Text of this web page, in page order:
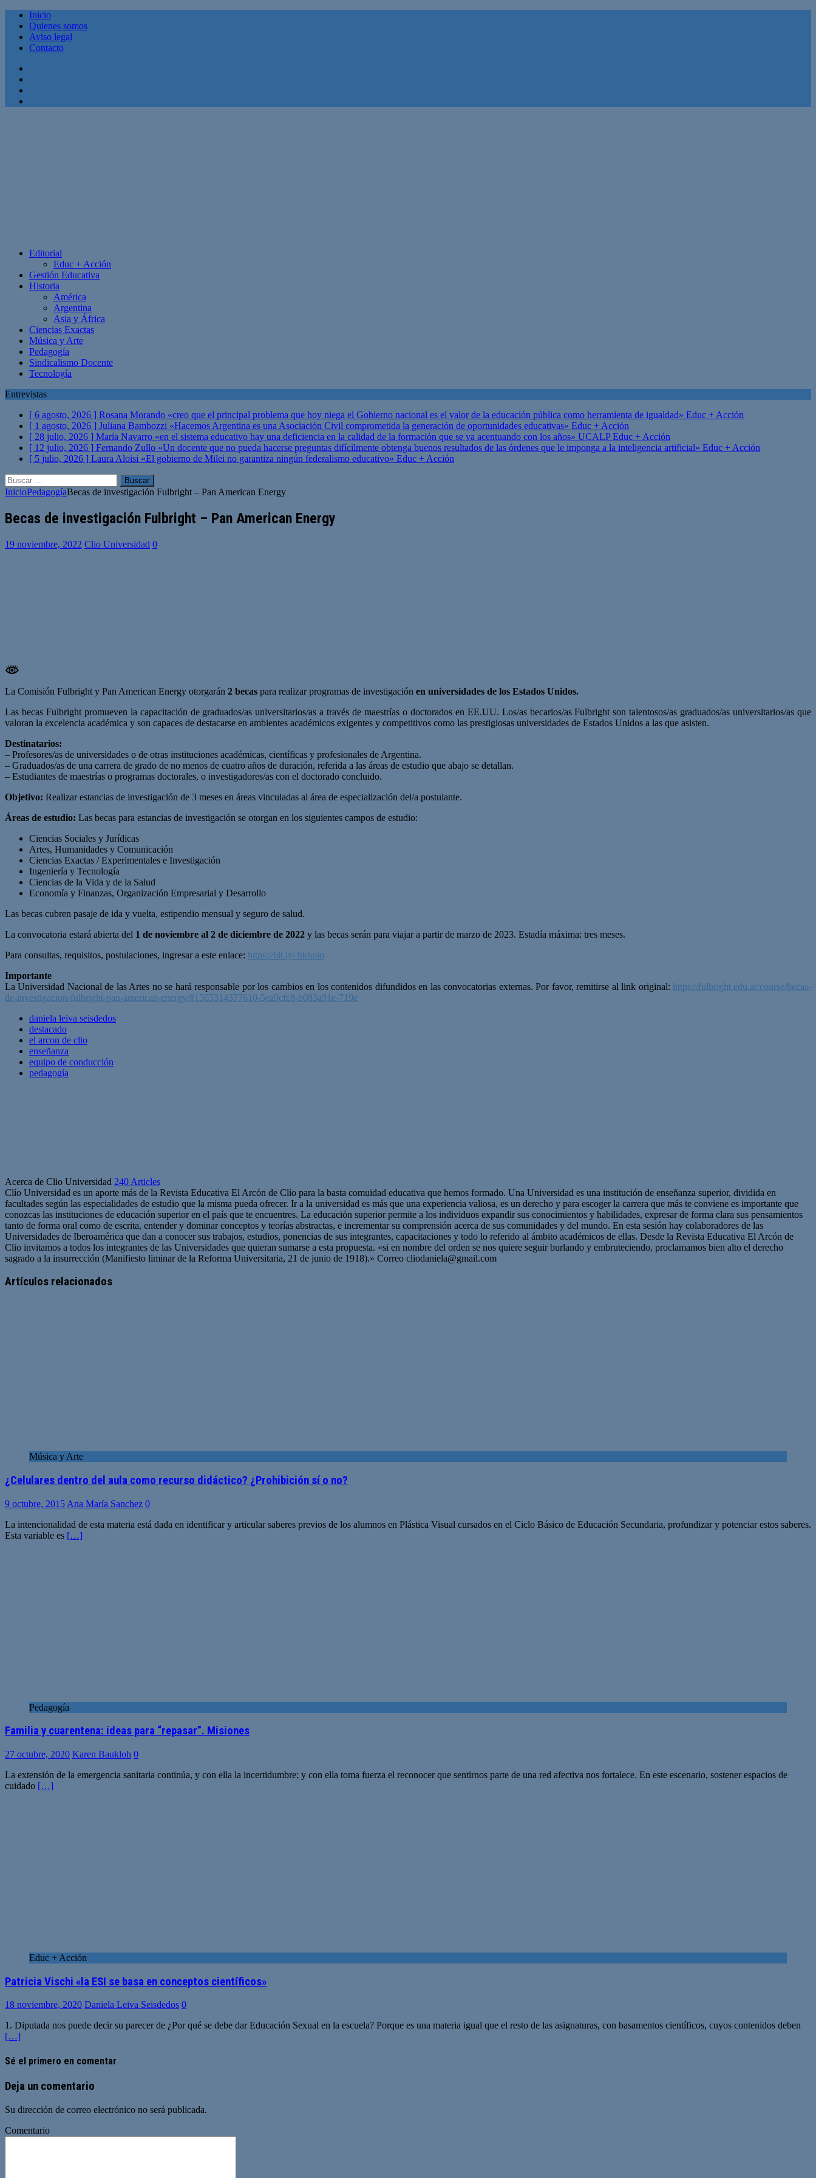
Inicio
Quienes somos
Aviso legal
Contacto
Editorial
Educ + Acción
Gestión Educativa
Historia
América
Argentina
Asia y África
Ciencias Exactas
Música y Arte
Pedagogía
Sindicalismo Docente
Tecnología
Entrevistas
[ 6 agosto, 2026 ] Rosana Morando «creo que el principal problema que hoy niega el Gobierno nacional es el valor de la educación pública como herramienta de igualdad» Educ + Acción
[ 1 agosto, 2026 ] Juliana Bambozzi «Hacemos Argentina es una Asociación Civil comprometida la generación de oportunidades educativas» Educ + Acción
[ 28 julio, 2026 ] María Navarro «en el sistema educativo hay una deficiencia en la calidad de la formación que se va acentuando con los años» UCALPEduc + Acción
[ 12 julio, 2026 ] Fernando Zullo «Un docente que no pueda hacerse preguntas difícilmente obtenga buenos resultados de las órdenes que le imponga a la inteligencia artificial» Educ + Acción
[ 5 julio, 2026 ] Laura Aloisi «El gobierno de Milei no garantiza ningún federalismo educativo» Educ + Acción
Buscar:
InicioPedagogíaBecas de investigación Fulbright – Pan American Energy
Becas de investigación Fulbright – Pan American Energy
19 noviembre, 2022 Clio Universidad 0
La Comisión Fulbright y Pan American Energy otorgarán 2 becas para realizar programas de investigación en universidades de los Estados Unidos.
Las becas Fulbright promueven la capacitación de graduados/as universitarios/as a través de maestrías o doctorados en EE.UU. Los/as becarios/as Fulbright son talentosos/as graduados/as universitarios/as que
valoran la excelencia académica y son capaces de destacarse en ambientes académicos exigentes y competitivos como las prestigiosas universidades de Estados Unidos a las que asisten.
Destinatarios:
– Profesores/as de universidades o de otras instituciones académicas, científicas y profesionales de Argentina.
– Graduados/as de una carrera de grado de no menos de cuatro años de duración, referida a las áreas de estudio que abajo se detallan.
– Estudiantes de maestrías o programas doctorales, o investigadores/as con el doctorado concluido.
Objetivo: Realizar estancias de investigación de 3 meses en áreas vinculadas al área de especialización del/a postulante.
Áreas de estudio: Las becas para estancias de investigación se otorgan en los siguientes campos de estudio:
Ciencias Sociales y Jurídicas
Artes, Humanidades y Comunicación
Ciencias Exactas / Experimentales e Investigación
Ingeniería y Tecnología
Ciencias de la Vida y de la Salud
Economía y Finanzas, Organización Empresarial y Desarrollo
Las becas cubren pasaje de ida y vuelta, estipendio mensual y seguro de salud.
La convocatoria estará abierta del 1 de noviembre al 2 de diciembre de 2022 y las becas serán para viajar a partir de marzo de 2023. Estadía máxima: tres meses.
Para consultas, requisitos, postulaciones, ingresar a este enlace: https://bit.ly/3tkbpio
Importante
La Universidad Nacional de las Artes no se hará responsable por los cambios en los contenidos difundidos en las convocatorias externas. Por favor, remitirse al link original: https://fulbright.edu.ar/course/becas-
de-investigacion-fulbright-pan-american-energy/#1565314377610-5ea9cfc8-b083a91e-719e
daniela leiva seisdedos
destacado
el arcon de clio
enseñanza
equipo de conducción
pedagogía
Acerca de Clio Universidad 240 Articles
Clío Universidad es un aporte más de la Revista Educativa El Arcón de Clío para la basta comuidad educativa que hemos formado. Una Universidad es una institución de enseñanza superior, dividida en
facultades según las especialidades de estudio que la misma pueda ofrecer. Ir a la universidad es más que una experiencia valiosa, es un derecho y para escoger la carrera que más te conviene es importante que
conozcas las instituciones de educación superior en el país que te encuentres. La educación superior permite a los individuos expandir sus conocimientos y habilidades, expresar de forma clara sus pensamientos
tanto de forma oral como de escrita, entender y dominar conceptos y teorías abstractas, e incrementar su comprensión acerca de sus comunidades y del mundo. En esta sesión hay colaboradores de las
Universidades de Iberoamérica que dan a conocer sus trabajos, estudios, ponencias de sus integrantes, capacitaciones y todo lo referido al ámbito académicos de ellas. Desde la Revista Educativa El Arcón de
Clio invitamos a todos los integrantes de las Universidades que quieran sumarse a esta propuesta. «si en nombre del orden se nos quiere seguir burlando y embruteciendo, proclamamos bien alto el derecho
sagrado a la insurrección (Manifiesto liminar de la Reforma Universitaria, 21 de junio de 1918).» Correo cliodaniela@gmail.com
Artículos relacionados
Música y Arte
¿Celulares dentro del aula como recurso didáctico? ¿Prohibición sí o no?
9 octubre, 2015 Ana María Sanchez 0
La intencionalidad de esta materia está dada en identificar y articular saberes previos de los alumnos en Plástica Visual cursados en el Ciclo Básico de Educación Secundaria, profundizar y potenciar estos saberes.
Esta variable es […]
Pedagogía
Familia y cuarentena: ideas para “repasar”. Misiones
27 octubre, 2020 Karen Baukloh 0
La extensión de la emergencia sanitaria continúa, y con ella la incertidumbre; y con ella toma fuerza el reconocer que sentirnos parte de una red afectiva nos fortalece. En este escenario, sostener espacios de
cuidado […]
Educ + Acción
Patricia Vischi «la ESI se basa en conceptos científicos»
18 noviembre, 2020 Daniela Leiva Seisdedos 0
1. Diputada nos puede decir su parecer de ¿Por qué se debe dar Educación Sexual en la escuela? Porque es una materia igual que el resto de las asignaturas, con basamentos científicos, cuyos contenidos deben
[…]
Sé el primero en comentar
Deja un comentario
Su dirección de correo electrónico no será publicada.
Comentario